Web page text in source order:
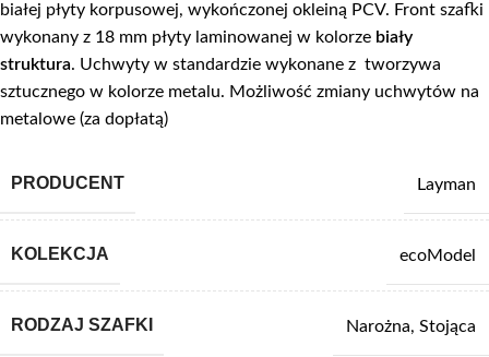
białej płyty korpusowej, wykończonej okleiną PCV. Front szafki
wykonany z 18 mm płyty laminowanej w kolorze biały
struktura. Uchwyty w standardzie wykonane z tworzywa
sztucznego w kolorze metalu. Możliwość zmiany uchwytów na
metalowe (za dopłatą)
PRODUCENT Layman
KOLEKCJA ecoModel
RODZAJ SZAFKI Narożna, Stojąca